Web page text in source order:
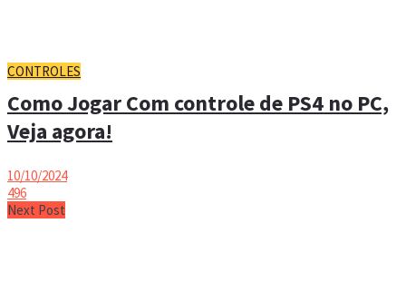
CONTROLES
Como Jogar Com controle de PS4 no PC,
Veja agora!
10/10/2024
496
Next Post